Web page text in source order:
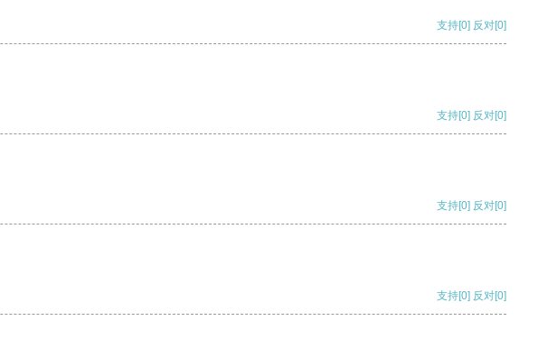
支持[0] 反对[0]
支持[0] 反对[0]
支持[0] 反对[0]
支持[0] 反对[0]